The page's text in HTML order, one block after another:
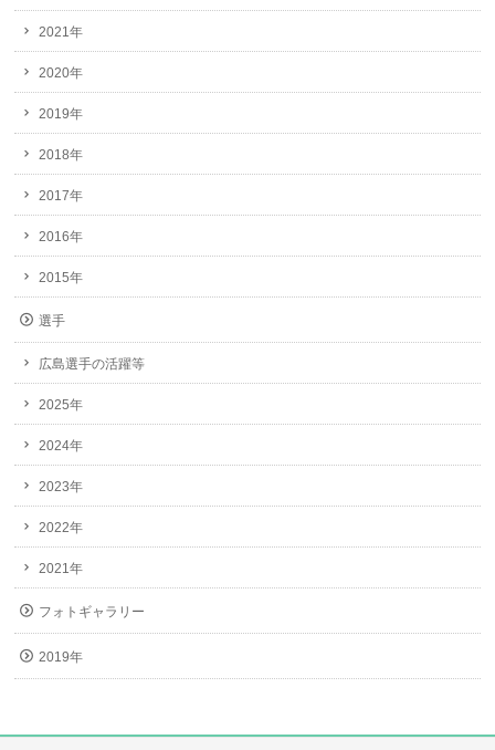
2021年
2020年
2019年
2018年
2017年
2016年
2015年
選手
広島選手の活躍等
2025年
2024年
2023年
2022年
2021年
フォトギャラリー
2019年